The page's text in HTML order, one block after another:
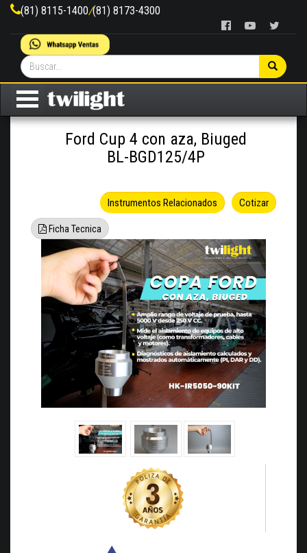
(81) 8115-1400/(81) 8173-4300
Ford Cup 4 con aza, Biuged
BL-BGD125/4P
Cotizar
Instrumentos Relacionados
Ficha Tecnica